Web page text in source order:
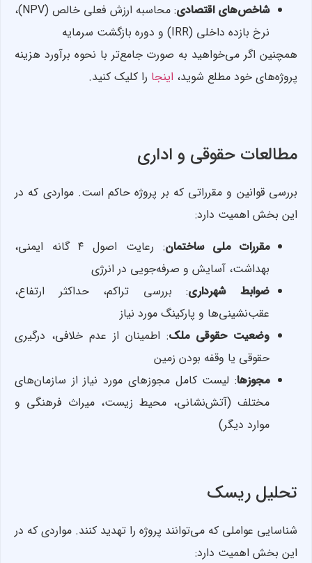
شاخص‌های اقتصادی
: محاسبه ارزش فعلی خالص (NPV)،
نرخ بازده داخلی (IRR) و دوره بازگشت سرمایه
همچنین اگر می‌خواهید به صورت جامع‌تر با نحوه برآورد هزینه
پروژه‌های خود مطلع شوید، اینجا را کلیک کنید.
مطالعات حقوقی و اداری
بررسی قوانین و مقرراتی که بر پروژه حاکم است. مواردی که در
این بخش اهمیت دارد:
مقررات ملی ساختمان
: رعایت اصول ۴ گانه ایمنی،
بهداشت، آسایش و صرفه‌جویی در انرژی
ضوابط شهرداری: بررسی تراکم، حداکثر ارتفاع،
عقب‌نشینی‌ها و پارکینگ مورد نیاز
وضعیت حقوقی ملک: اطمینان از عدم خلافی، درگیری
حقوقی یا وقفه بودن زمین
مجوزها: لیست کامل مجوزهای مورد نیاز از سازمان‌های
مختلف (آتش‌نشانی، محیط زیست، میراث فرهنگی و
موارد دیگر)
تحلیل ریسک
شناسایی عواملی که می‌توانند پروژه را تهدید کنند. مواردی که در
این بخش اهمیت دارد: